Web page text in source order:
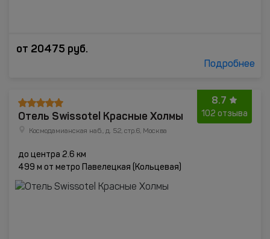
от 20475 руб.
Подробнее
8.7
102 отзыва
Отель Swissotel Красные Холмы
Космодамианская наб., д. 52, стр.6, Москва
до центра 2.6 км
499 м от метро Павелецкая (Кольцевая)